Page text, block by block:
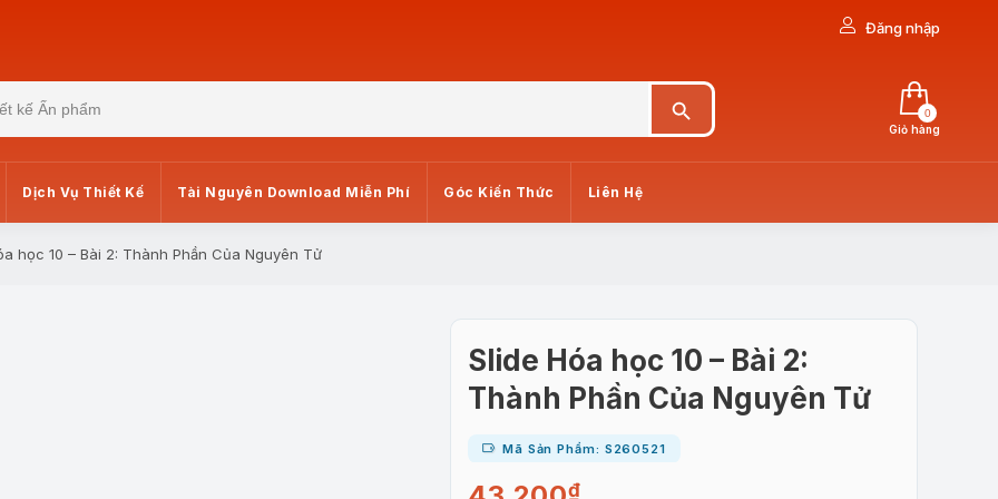
Đăng nhập
Giỏ hàng
0
Dịch Vụ Thiết Kế Tài Nguyên Download Miễn Phí Góc Kiến Thức Liên Hệ
học 10 – Bài 2: Thành Phần Của Nguyên Tử
Slide Hóa học 10 – Bài 2:
Thành Phần Của Nguyên Tử
Mã Sản Phẩm: S260521
₫